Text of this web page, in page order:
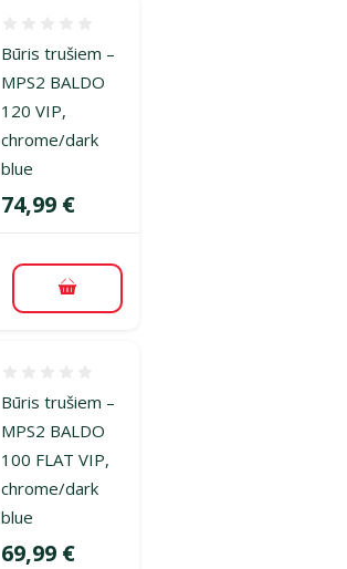
Būris trušiem –
MPS2 BALDO
120 VIP,
chrome/dark
blue
Cena
74,99 €
Pievienot grozam
Būris trušiem –
MPS2 BALDO
100 FLAT VIP,
chrome/dark
blue
Cena
69,99 €